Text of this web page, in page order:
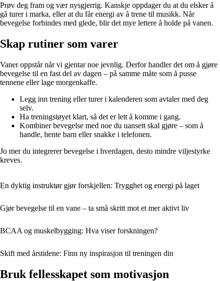
Prøv deg fram og vær nysgjerrig. Kanskje oppdager du at du elsker å
gå turer i marka, eller at du får energi av å trene til musikk. Når
bevegelse forbindes med glede, blir det mye lettere å holde på vanen.
Skap rutiner som varer
Vaner oppstår når vi gjentar noe jevnlig. Derfor handler det om å gjøre
bevegelse til en fast del av dagen – på samme måte som å pusse
tennene eller lage morgenkaffe.
Legg inn trening eller turer i kalenderen som avtaler med deg
selv.
Ha treningstøyet klart, så det er lett å komme i gang.
Kombiner bevegelse med noe du uansett skal gjøre – som å
handle, hente barn eller snakke i telefonen.
Jo mer du integrerer bevegelse i hverdagen, desto mindre viljestyrke
kreves.
En dyktig instruktør gjør forskjellen: Trygghet og energi på laget
Gjør bevegelse til en vane – ta små skritt mot et mer aktivt liv
BCAA og muskelbygging: Hva viser forskningen?
Skift med årstidene: Finn ny inspirasjon til treningen din
Bruk fellesskapet som motivasjon